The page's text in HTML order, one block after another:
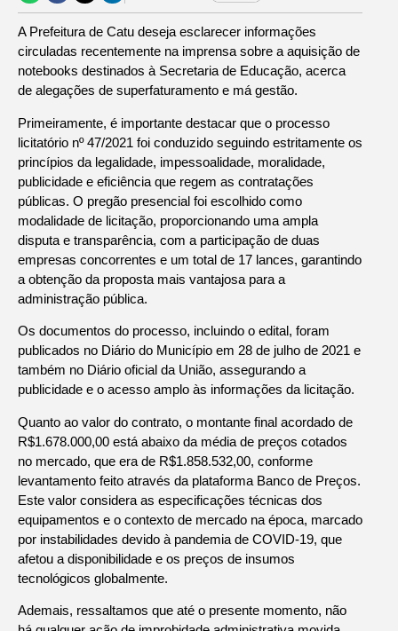
A Prefeitura de Catu deseja esclarecer informações
circuladas recentemente na imprensa sobre a aquisição de
notebooks destinados à Secretaria de Educação, acerca
de alegações de superfaturamento e má gestão.
Primeiramente, é importante destacar que o processo
licitatório nº 47/2021 foi conduzido seguindo estritamente os
princípios da legalidade, impessoalidade, moralidade,
publicidade e eficiência que regem as contratações
públicas. O pregão presencial foi escolhido como
modalidade de licitação, proporcionando uma ampla
disputa e transparência, com a participação de duas
empresas concorrentes e um total de 17 lances, garantindo
a obtenção da proposta mais vantajosa para a
administração pública.
Os documentos do processo, incluindo o edital, foram
publicados no Diário do Município em 28 de julho de 2021 e
também no Diário oficial da União, assegurando a
publicidade e o acesso amplo às informações da licitação.
Quanto ao valor do contrato, o montante final acordado de
R$1.678.000,00 está abaixo da média de preços cotados
no mercado, que era de R$1.858.532,00, conforme
levantamento feito através da plataforma Banco de Preços.
Este valor considera as especificações técnicas dos
equipamentos e o contexto de mercado na época, marcado
por instabilidades devido à pandemia de COVID-19, que
afetou a disponibilidade e os preços de insumos
tecnológicos globalmente.
Ademais, ressaltamos que até o presente momento, não